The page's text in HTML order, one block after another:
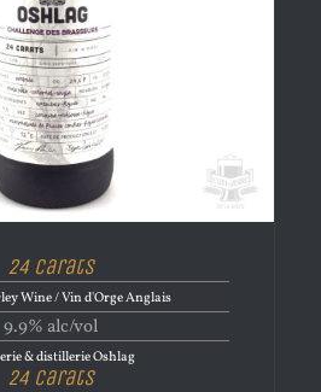
24 Carats
Wine / Vin d'Orge Anglais
9.9% alc/vol
& distillerie Oshlag
24 Carats